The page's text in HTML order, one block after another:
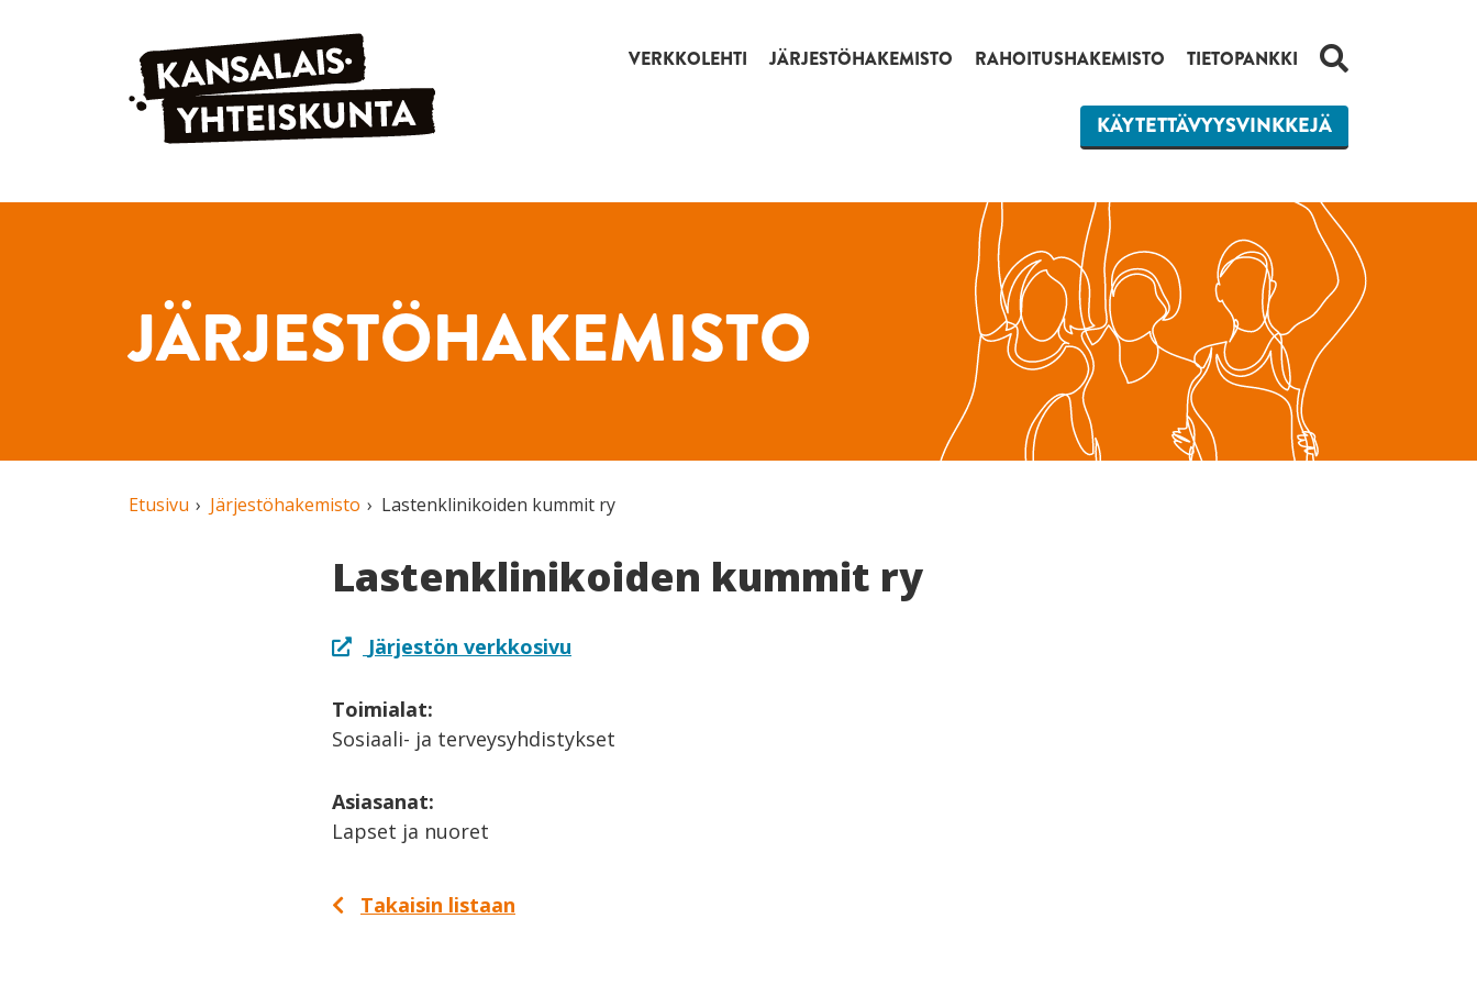
Siirry sisältöön VERKKOLEHTI JÄRJESTÖHAKEMISTO RAHOITUSHAKEMISTO TIETOPANKKI HAKU
KÄYTETTÄVYYSVINKKEJÄ
JÄRJESTÖHAKEMISTO
Etusivu Järjestöhakemisto Lastenklinikoiden kummit ry
Lastenklinikoiden kummit ry
Järjestön verkkosivu
Toimialat:
Sosiaali- ja terveysyhdistykset
Asiasanat:
Lapset ja nuoret
Takaisin listaan